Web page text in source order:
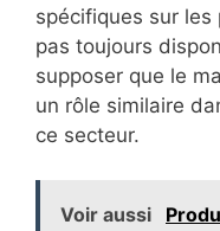
spécifiques sur
pas toujours
supposer que le
un rôle similaire
ce secteur.
Voir aussi